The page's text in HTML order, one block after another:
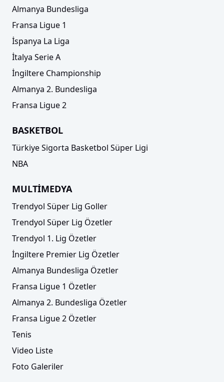
Almanya Bundesliga
Fransa Ligue 1
İspanya La Liga
İtalya Serie A
İngiltere Championship
Almanya 2. Bundesliga
Fransa Ligue 2
BASKETBOL
Türkiye Sigorta Basketbol Süper Ligi
NBA
MULTİMEDYA
Trendyol Süper Lig Goller
Trendyol Süper Lig Özetler
Trendyol 1. Lig Özetler
İngiltere Premier Lig Özetler
Almanya Bundesliga Özetler
Fransa Ligue 1 Özetler
Almanya 2. Bundesliga Özetler
Fransa Ligue 2 Özetler
Tenis
Video Liste
Foto Galeriler